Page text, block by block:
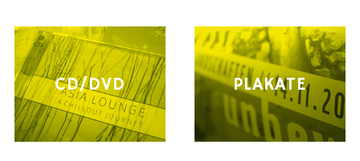
CD/DVD PLAKATE